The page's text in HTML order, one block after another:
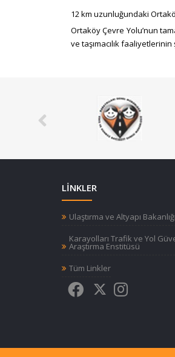
12 km uzunluğundaki
Ortaköy Çevre Yolu’nun
ve taşımacılık
LİNKLER
Ulaştırma ve Altyapı Bakanlığı
Karayolları Trafik ve Yol
Araştırma Enstitüsü
Tüm Linkler